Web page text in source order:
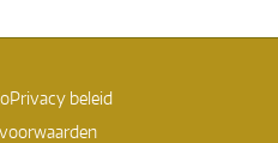
Privacy beleid